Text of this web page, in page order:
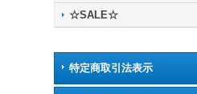
☆SALE☆
特定商取引法表示